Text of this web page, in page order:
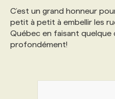
C’est un grand honneur
petit à petit à embellir les
Québec en faisant quelque
profondément!